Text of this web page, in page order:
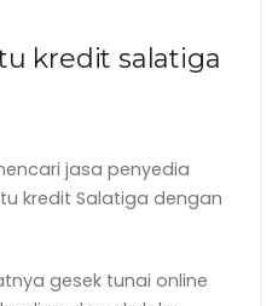
kredit salatiga
jasa penyedia
kredit Salatiga dengan
gesek tunai online